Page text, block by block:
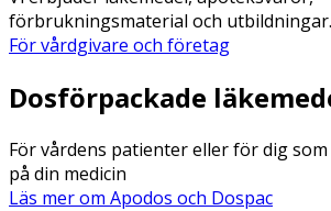
förbrukningsmaterial och utbildningar.
För vårdgivare och företag
Dosförpackade
För vårdens patienter eller för dig
på din medicin
Läs mer om Apodos och Dospac